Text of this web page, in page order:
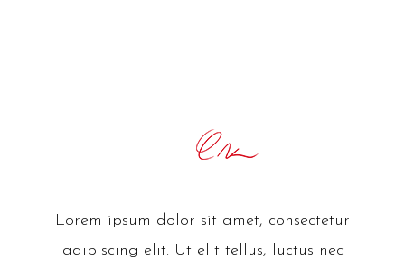
Lorem ipsum dolor sit amet, consectetur
adipiscing elit. Ut elit tellus, luctus nec